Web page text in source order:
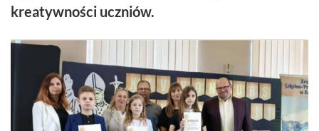
kreatywności uczniów.